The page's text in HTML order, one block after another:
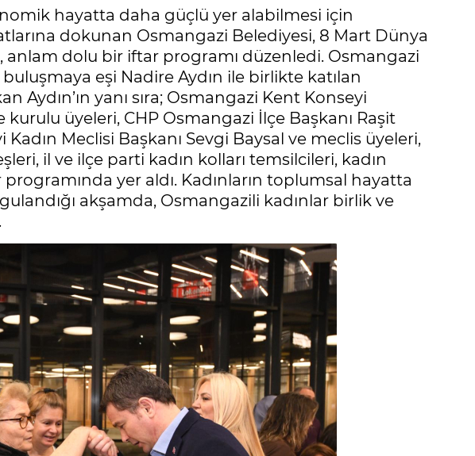
hayatta daha güçlü yer alabilmesi için
dokunan Osmangazi Belediyesi, 8 Mart Dünya
anlam dolu bir iftar programı düzenledi. Osmangazi
eşi Nadire Aydın ile birlikte katılan
Aydın’ın yanı sıra; Osmangazi Kent Konseyi
kurulu üyeleri, CHP Osmangazi İlçe Başkanı Raşit
Meclisi Başkanı Sevgi Baysal ve meclis üyeleri,
il ve ilçe parti kadın kolları temsilcileri, kadın
yer aldı. Kadınların toplumsal hayatta
akşamda, Osmangazili kadınlar birlik ve